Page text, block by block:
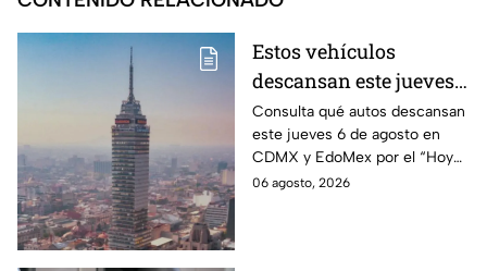
Estos vehículos
descansan este jueves 6
de agosto en CDMX y
EdoMex como parte del
Hoy No Circula
Consulta qué autos descansan
este jueves 6 de agosto en
CDMX y EdoMex por el “Hoy
No Circula"; evita multas y el
06 agosto, 2026